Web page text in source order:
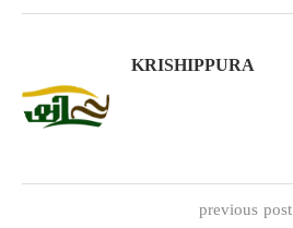
KRISHIPPURA
previous post